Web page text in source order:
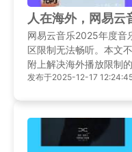
人在海外，网易云
网易云音乐2025年度音
区限制无法畅听。本文
附上解决海外播放限制
能同步国内音乐潮流。
发布于2025-12-17